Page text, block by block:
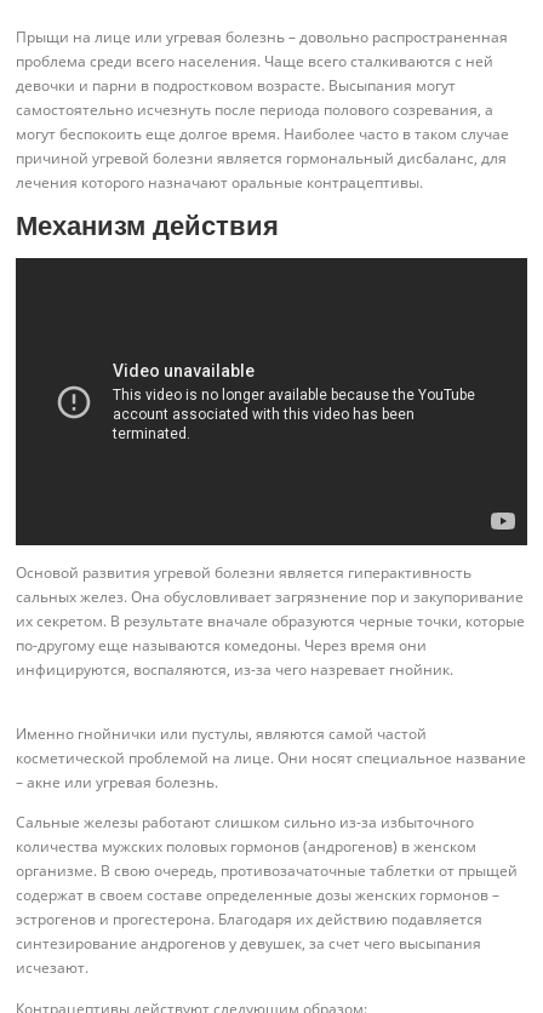
Прыщи на лице или угревая болезнь – довольно распространенная
проблема среди всего населения. Чаще всего сталкиваются с ней
девочки и парни в подростковом возрасте. Высыпания могут
самостоятельно исчезнуть после периода полового созревания, а
могут беспокоить еще долгое время. Наиболее часто в таком случае
причиной угревой болезни является гормональный дисбаланс, для
лечения которого назначают оральные контрацептивы.
Механизм действия
Основой развития угревой болезни является гиперактивность
сальных желез. Она обусловливает загрязнение пор и закупоривание
их секретом. В результате вначале образуются черные точки, которые
по-другому еще называются комедоны. Через время они
инфицируются, воспаляются, из-за чего назревает гнойник.
Именно гнойнички или пустулы, являются самой частой
косметической проблемой на лице. Они носят специальное название
– акне или угревая болезнь.
Сальные железы работают слишком сильно из-за избыточного
количества мужских половых гормонов (андрогенов) в женском
организме. В свою очередь, противозачаточные таблетки от прыщей
содержат в своем составе определенные дозы женских гормонов –
эстрогенов и прогестерона. Благодаря их действию подавляется
синтезирование андрогенов у девушек, за счет чего высыпания
исчезают.
Контрацептивы действуют следующим образом: